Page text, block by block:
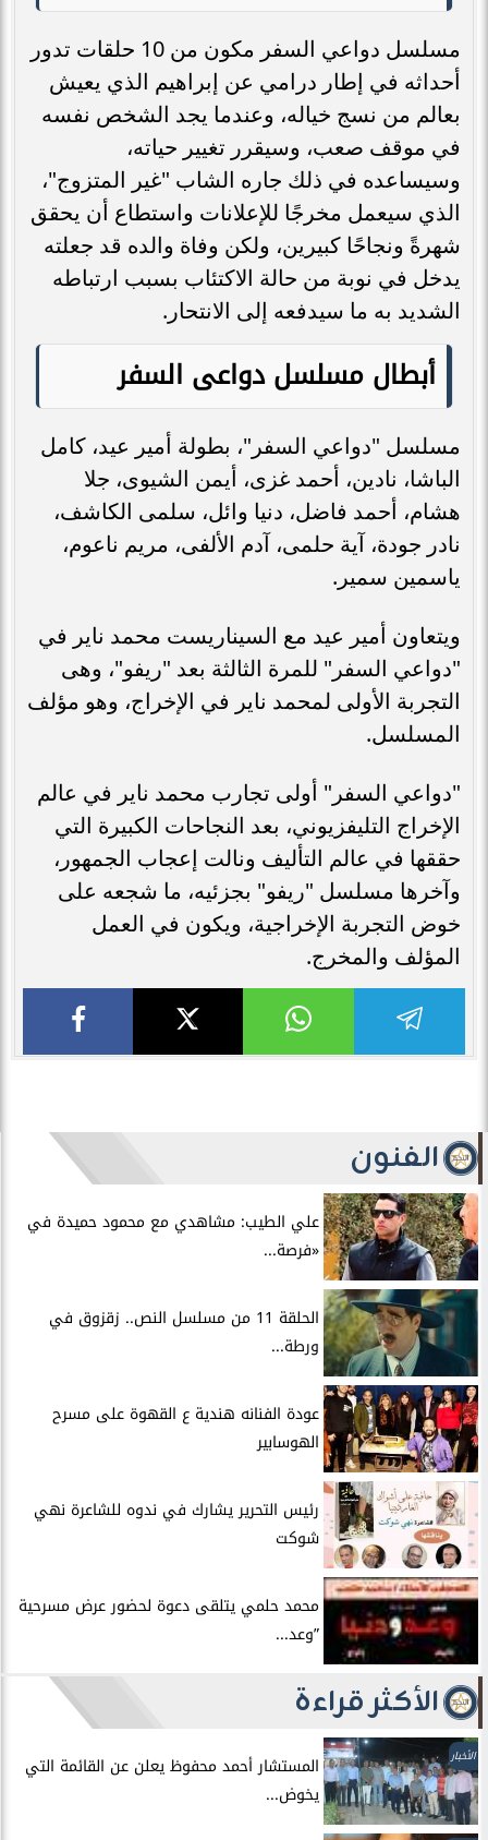
مسلسل دواعي السفر مكون من 10 حلقات تدور
أحداثه في إطار درامي عن إبراهيم الذي يعيش
بعالم من نسج خياله، وعندما يجد الشخص نفسه
في موقف صعب، وسيقرر تغيير حياته،
وسيساعده في ذلك جاره الشاب "غير المتزوج"،
الذي سيعمل مخرجًا للإعلانات واستطاع أن يحقق
شهرةً ونجاحًا كبيرين، ولكن وفاة والده قد جعلته
يدخل في نوبة من حالة الاكتئاب بسبب ارتباطه
الشديد به ما سيدفعه إلى الانتحار.
أبطال مسلسل دواعى السفر
مسلسل "دواعي السفر"، بطولة أمير عيد، كامل
الباشا، نادين، أحمد غزى، أيمن الشيوى، جلا
هشام، أحمد فاضل، دنيا وائل، سلمى الكاشف،
نادر جودة، آية حلمى، آدم الألفى، مريم ناعوم،
ياسمين سمير.
ويتعاون أمير عيد مع السيناريست محمد ناير في
"دواعي السفر" للمرة الثالثة بعد "ريفو"، وهى
التجربة الأولى لمحمد ناير في الإخراج، وهو مؤلف
المسلسل.
"دواعي السفر" أولى تجارب محمد ناير في عالم
الإخراج التليفزيوني، بعد النجاحات الكبيرة التي
حققها في عالم التأليف ونالت إعجاب الجمهور،
وآخرها مسلسل "ريفو" بجزئيه، ما شجعه على
خوض التجربة الإخراجية، ويكون في العمل
المؤلف والمخرج.
الفنون
علي الطيب: مشاهدي مع محمود حميدة في
«فرصة...
الحلقة 11 من مسلسل النص.. زقزوق في
ورطة...
عودة الفنانه هندية ع القهوة على مسرح
الهوسابير
رئيس التحرير يشارك في ندوه للشاعرة نهي
شوكت
محمد حلمي يتلقى دعوة لحضور عرض مسرحية
”وعد...
الأكثر قراءة
الأخبار
المستشار أحمد محفوظ يعلن عن القائمة التي
يخوض...